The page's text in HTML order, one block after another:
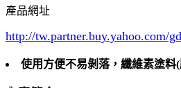
產品網址
http://tw.partner.buy.yahoo.com/
使用方便不易剝落，纖維素塗料